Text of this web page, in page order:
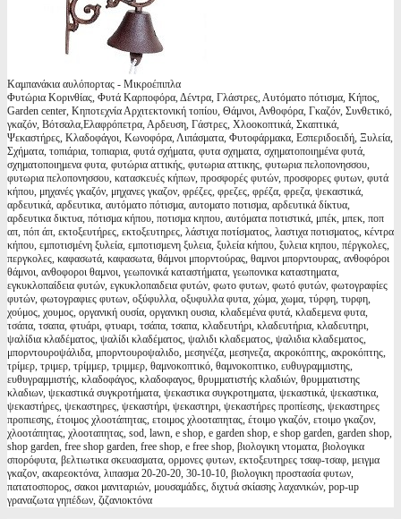
Καμπανάκια αυλόπορτας - Μικροέπιπλα
Φυτώρια Κορινθίας, Φυτά Καρποφόρα, Δέντρα, Γλάστρες, Αυτόματο πότισμα, Κήπος,
Garden center, Κηποτεχνία Αρχιτεκτονική τοπίου, Θάμνοι, Ανθοφόρα, Γκαζόν, Συνθετικό,
γκαζόν, Βότσαλα,Ελαφρόπετρα, Αρδευση, Γάστρες, Χλοοκοπτικά, Σκαπτικά,
Ψεκαστήρες, Κλαδοφάγοι, Κωνοφόρα, Λιπάσματα, Φυτοφάρμακα, Εσπεριδοειδή, Ξυλεία,
Σχήματα, τοπιάρια, τοπιαρια, φυτά σχήματα, φυτα σχηματα, σχηματοποιημένα φυτά,
σχηματοποιημενα φυτα, φυτώρια αττικής, φυτωρια αττικης, φυτωρια πελοπονησσου,
φυτωρια πελοπονησσου, κατασκευές κήπων, προσφορές φυτών, προσφορες φυτων, φυτά
κήπου, μηχανές γκαζόν, μηχανες γκαζον, φρέζες, φρεζες, φρέζα, φρεζα, ψεκαστικά,
αρδευτικά, αρδευτικα, αυτόματο πότισμα, αυτοματο ποτισμα, αρδευτικά δίκτυα,
αρδευτικα δικτυα, πότισμα κήπου, ποτισμα κηπου, αυτόματα ποτιστικά, μπέκ, μπεκ, ποπ
απ, πόπ άπ, εκτοξευτήρες, εκτοξευτηρες, λάστιχα ποτίσματος, λαστιχα ποτισματος, κέντρα
κήπου, εμποτισμένη ξυλεία, εμποτισμενη ξυλεια, ξυλεία κήπου, ξυλεια κηπου, πέργκολες,
περγκολες, καφασωτά, καφασωτα, θάμνοι μπορντούρας, θαμνοι μπορντουρας, ανθοφόροι
θάμνοι, ανθοφοροι θαμνοι, γεωπονικά καταστήματα, γεωπονικα καταστηματα,
εγκυκλοπαίδεια φυτών, εγκυκλοπαιδεια φυτών, φωτο φυτων, φωτό φυτών, φωτογραφίες
φυτών, φωτογραφιες φυτων, οξύφυλλα, οξυφυλλα φυτα, χώμα, χωμα, τύρφη, τυρφη,
χούμος, χουμος, οργανική ουσία, οργανικη ουσια, κλαδεμένα φυτά, κλαδεμενα φυτα,
τσάπα, τσαπα, φτυάρι, φτυαρι, τσάπα, τσαπα, κλαδευτήρι, κλαδευτήρια, κλαδευτηρι,
ψαλίδια κλαδέματος, ψαλίδι κλαδέματος, ψαλιδι κλαδεματος, ψαλιδια κλαδεματος,
μπορντουροψάλιδα, μπορντουροψαλιδο, μεσηνέζα, μεσηνεζα, ακροκόπτης, ακροκόπτης,
τρίμερ, τριμερ, τρίμμερ, τριμμερ, θαμνοκοπτικό, θαμνοκοπτικο, ευθυγραμμιστης,
ευθυγραμμιστής, κλαδοφάγος, κλαδοφαγος, θρυμματιστής κλαδιών, θρυμματιστης
κλαδιων, ψεκαστικά συγκροτήματα, ψεκαστικα συγκροτηματα, ψεκαστικά, ψεκαστικα,
ψεκαστήρες, ψεκαστηρες, ψεκαστήρι, ψεκαστηρι, ψεκαστήρες προπίεσης, ψεκαστηρες
προπιεσης, έτοιμος χλοοτάπητας, ετοιμος χλοοταπητας, έτοιμο γκαζόν, ετοιμο γκαζον,
χλοοτάπητας, χλοοταπητας, sod, lawn, e shop, e garden shop, e shop garden, garden shop,
shop garden, free shop garden, free shop, e free shop, βιολογικη ντοματα, βιολογικα
σπορόφυτα, βελτιωτικα σκευασματα, ορμονες φυτων, εκτοξευτηρες τσαφ-τσαφ, μειγμα
γκαζον, ακαρεοκτόνα, λιπασμα 20-20-20, 30-10-10, βιολογικη προστασία φυτων,
πατατοσπορος, σακοι μανιταριών, μουσαμάδες, διχτυά σκίασης λαχανικών, pop-up
γραναζωτα γηπέδων, ζιζανιοκτόνα